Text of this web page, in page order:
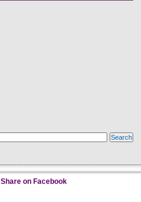
Share on Facebook